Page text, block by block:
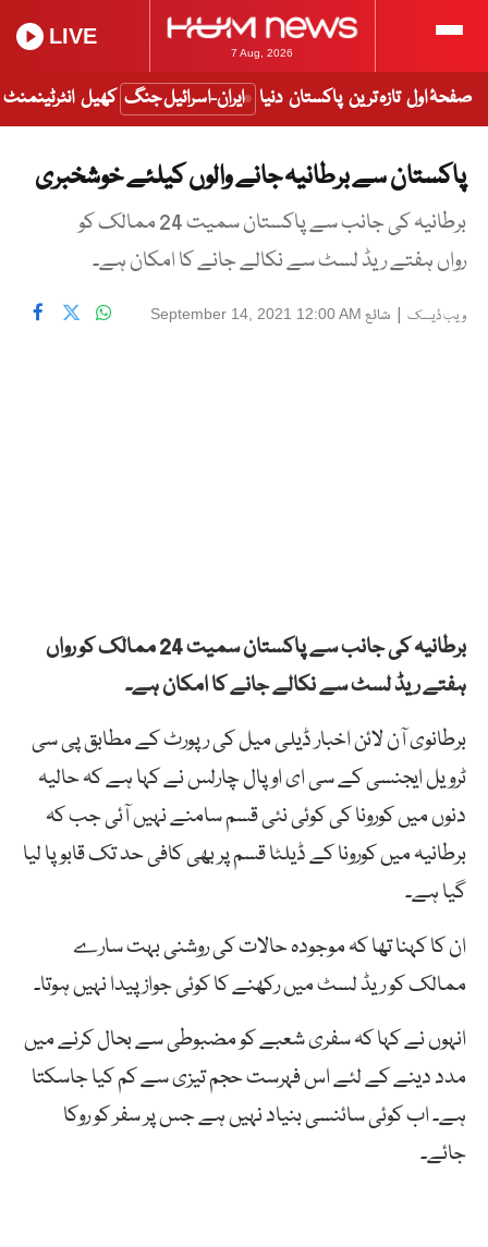
7 Aug, 2026
LIVE
صفحۂ اول تازہ ترین پاکستان دنیا ایران-اسرائیل جنگ کھیل انٹرٹینمنٹ
پاکستان سے برطانیہ جانے والوں کیلئے خوشخبری
برطانیہ کی جانب سے پاکستان سمیت 24 ممالک کو
رواں ہفتے ریڈ لسٹ سے نکالے جانے کا امکان ہے۔
ویب ڈیسک | شائع September 14, 2021 12:00 AM
برطانیہ کی جانب سے پاکستان سمیت 24 ممالک کو رواں
ہفتے ریڈ لسٹ سے نکالے جانے کا امکان ہے۔
برطانوی آن لائن اخبار ڈیلی میل کی رپورٹ کے مطابق پی سی
ٹرویل ایجنسی کے سی ای او پال چارلس نے کہا ہے کہ حالیہ
دنوں میں کورونا کی کوئی نئی قسم سامنے نہیں آئی جب کہ
برطانیہ میں کورونا کے ڈیلٹا قسم پر بھی کافی حد تک قابو پا لیا
گیا ہے۔
ان کا کہنا تھا کہ موجودہ حالات کی روشنی بہت سارے
ممالک کو ریڈ لسٹ میں رکھنے کا کوئی جواز پیدا نہیں ہوتا۔
انہوں نے کہا کہ سفری شعبے کو مضبوطی سے بحال کرنے میں
مدد دینے کے لئے اس فہرست حجم تیزی سے کم کیا جاسکتا
ہے۔ اب کوئی سائنسی بنیاد نہیں ہے جس پر سفر کو روکا
جائے۔